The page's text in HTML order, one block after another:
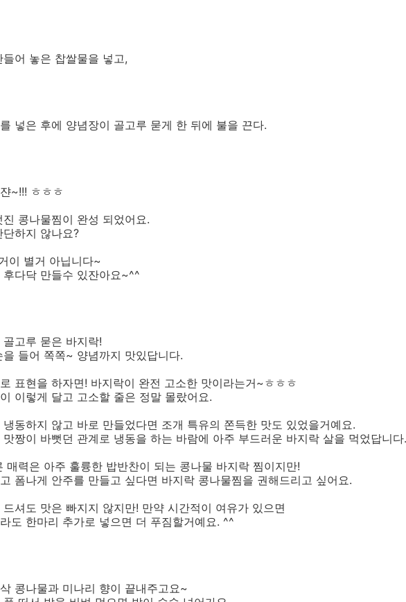
들어 놓은 찹쌀물을 넣고,
넣은 후에 양념장이 골고루 묻게 한 뒤에 불을 끈다.
~!!! ㅎㅎㅎ
진 콩나물찜이 완성 되었어요.
단하지 않나요?
이 별거 아닙니다~
후다닥 만들수 있잔아요~^^
골고루 묻은 바지락!
을 들어 쪽쪽~ 양념까지 맛있답니다.
표현을 하자면! 바지락이 완전 고소한 맛이라는거~ㅎㅎㅎ
이렇게 달고 고소할 줄은 정말 몰랐어요.
냉동하지 않고 바로 만들었다면 조개 특유의 쫀득한 맛도 있었을거예요.
맛짱이 바뻣던 관계로 냉동을 하는 바람에 아주 부드러운 바지락 살을 먹었답니다.
매력은 아주 훌륭한 밥반찬이 되는 콩나물 바지락 찜이지만!
폼나게 안주를 만들고 싶다면 바지락 콩나물찜을 권해드리고 싶어요.
드셔도 맛은 빠지지 않지만! 만약 시간적이 여유가 있으면
도 한마리 추가로 넣으면 더 푸짐할거예요. ^^
콩나물과 미나리 향이 끝내주고요~